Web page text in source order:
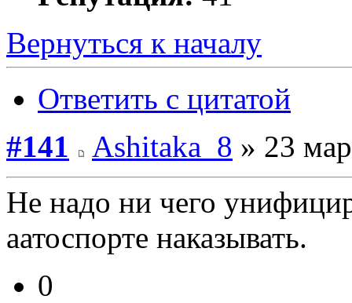
Вернуться к началу
Ответить с цитатой
#141
Ashitaka_8 » 23
Не надо ни чего
аатоспорте наказывать.
0